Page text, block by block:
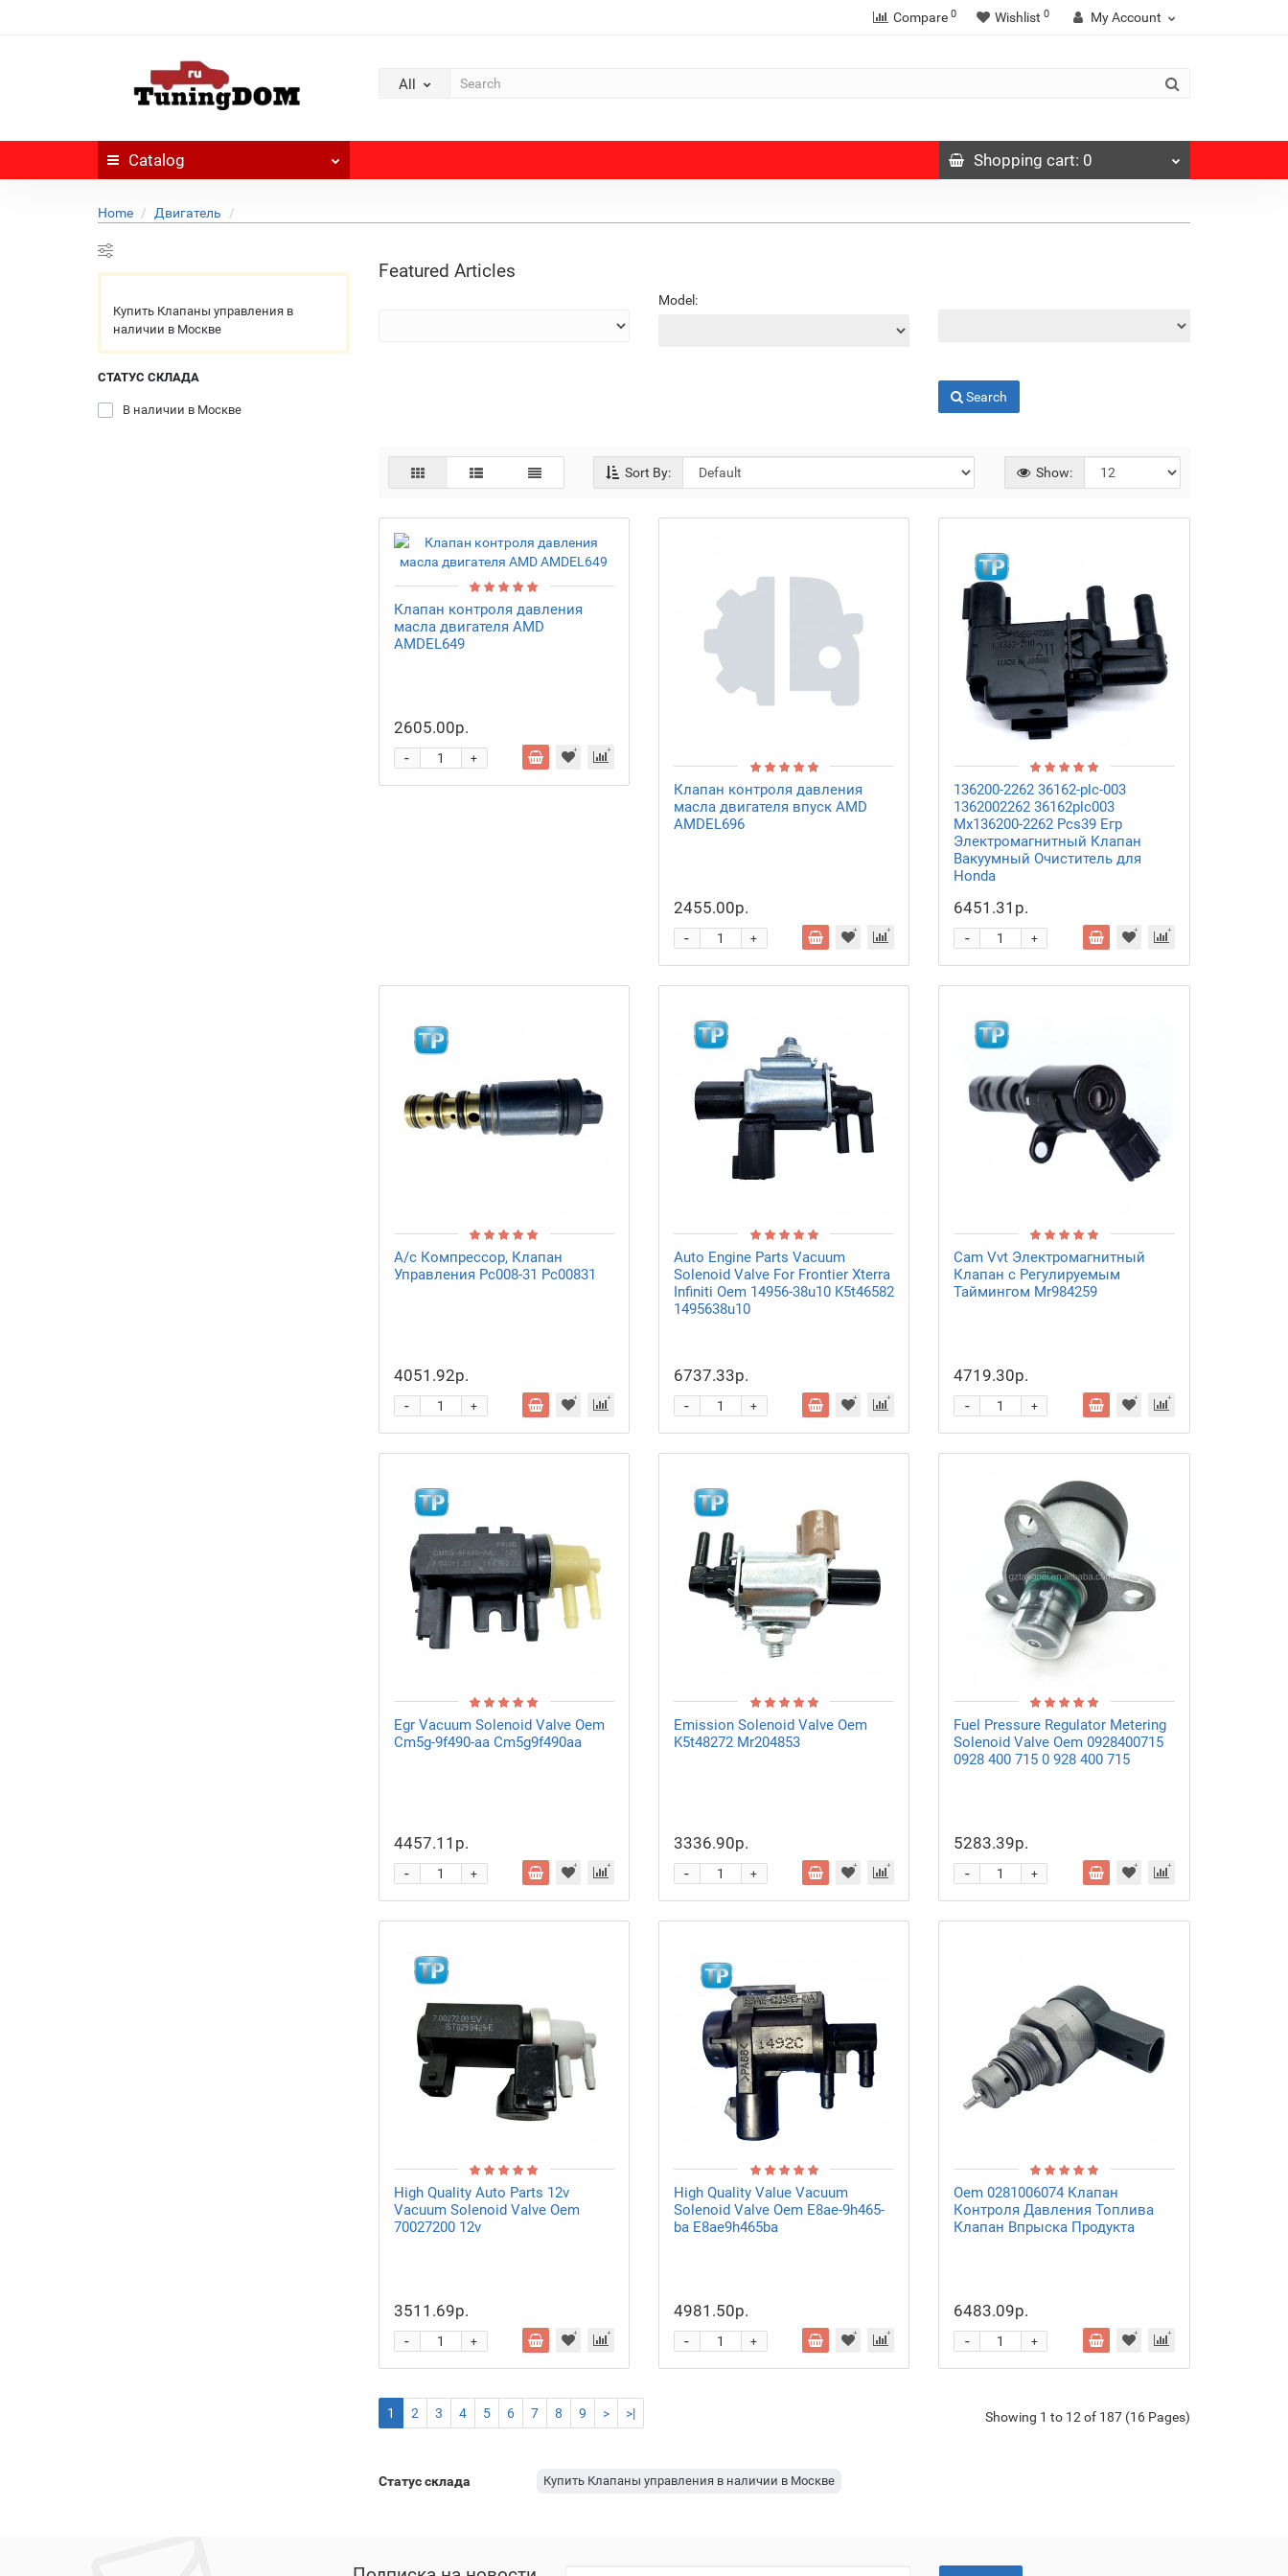
Compare 0 Wishlist 0 My Account
All
Catalog Shopping cart: 0
Home Двигатель
Купить Клапаны управления в
наличии в Москве
СТАТУС СКЛАДА
В наличии в Москве
Featured Articles
Model:
Search
Sort By: Show:
Клапан контроля давления
масла двигателя AMD
AMDEL649
2605.00р.
+
-
Клапан контроля давления
масла двигателя впуск AMD
AMDEL696
2455.00р.
+
-
136200-2262 36162-plc-003
1362002262 36162plc003
Mx136200-2262 Pcs39 Егр
Электромагнитный Клапан
Вакуумный Очиститель для
Honda
6451.31р.
+
-
A/c Компрессор, Клапан
Управления Pc008-31 Pc00831
4051.92р.
+
-
Auto Engine Parts Vacuum
Solenoid Valve For Frontier Xterra
Infiniti Oem 14956-38u10 K5t46582
1495638u10
6737.33р.
+
-
Cam Vvt Электромагнитный
Клапан с Регулируемым
Таймингом Mr984259
4719.30р.
+
-
Egr Vacuum Solenoid Valve Oem
Cm5g-9f490-aa Cm5g9f490aa
4457.11р.
+
-
Emission Solenoid Valve Oem
K5t48272 Mr204853
3336.90р.
+
-
Fuel Pressure Regulator Metering
Solenoid Valve Oem 0928400715
0928 400 715 0 928 400 715
5283.39р.
+
-
High Quality Auto Parts 12v
Vacuum Solenoid Valve Oem
70027200 12v
3511.69р.
+
-
High Quality Value Vacuum
Solenoid Valve Oem E8ae-9h465-
ba E8ae9h465ba
4981.50р.
+
-
Oem 0281006074 Клапан
Контроля Давления Топлива
Клапан Впрыска Продукта
6483.09р.
+
-
1 2 3 4 5 6 7 8 9 > >| Showing 1 to 12 of 187 (16 Pages)
Статус склада Купить Клапаны управления в наличии в Москве